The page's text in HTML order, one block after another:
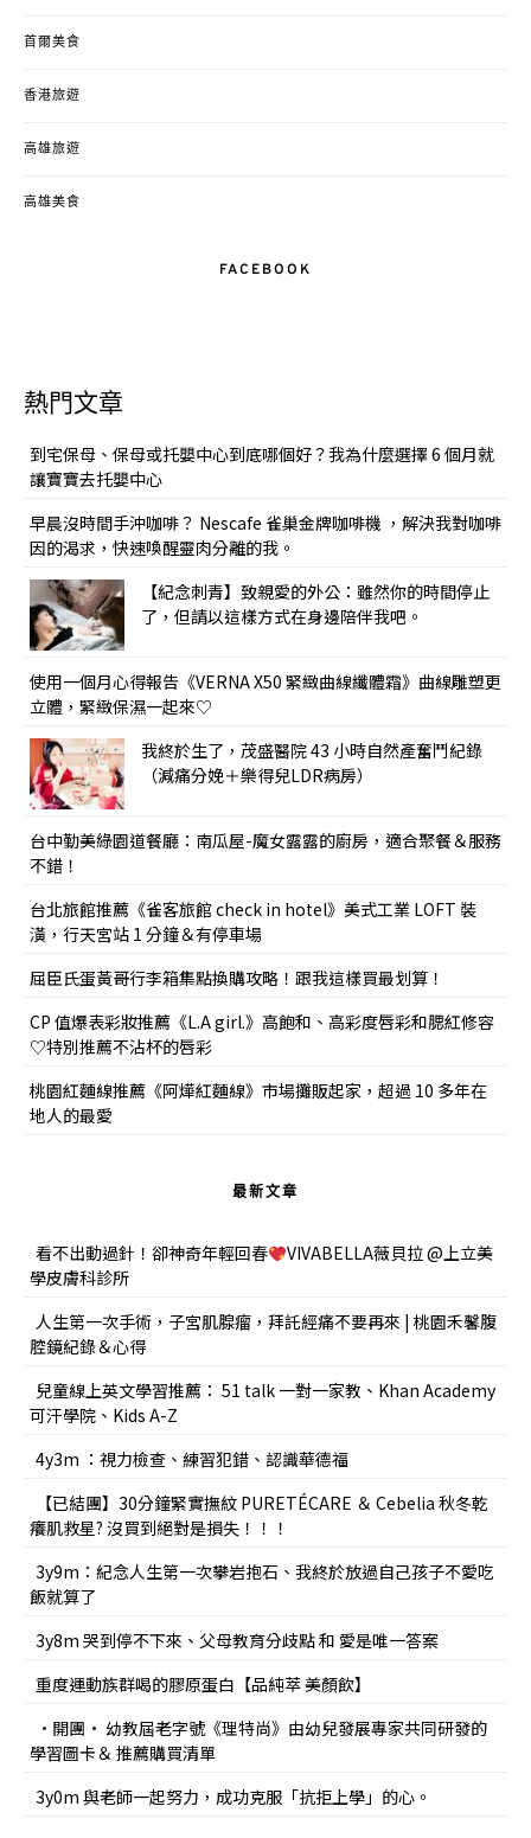
首爾美食
香港旅遊
高雄旅遊
高雄美食
FACEBOOK
熱門文章
到宅保母、保母或托嬰中心到底哪個好？我為什麼選擇 6 個月就
讓寶寶去托嬰中心
早晨沒時間手沖咖啡？ Nescafe 雀巢金牌咖啡機 ，解決我對咖啡
因的渴求，快速喚醒靈肉分離的我。
【紀念刺青】致親愛的外公：雖然你的時間停止
了，但請以這樣方式在身邊陪伴我吧。
使用一個月心得報告《VERNA X50 緊緻曲線纖體霜》曲線雕塑更
立體，緊緻保濕一起來♡
我終於生了，茂盛醫院 43 小時自然產奮鬥紀錄
（減痛分娩＋樂得兒LDR病房）
台中勤美綠園道餐廳：南瓜屋-魔女露露的廚房，適合聚餐＆服務
不錯！
台北旅館推薦《雀客旅館 check in hotel》美式工業 LOFT 裝
潢，行天宮站 1 分鐘＆有停車場
屈臣氏蛋黃哥行李箱集點換購攻略！跟我這樣買最划算！
CP 值爆表彩妝推薦《L.A girl.》高飽和、高彩度唇彩和腮紅修容
♡特別推薦不沾杯的唇彩
桃園紅麵線推薦《阿燁紅麵線》市場攤販起家，超過 10 多年在
地人的最愛
最新文章
看不出動過針！卻神奇年輕回春
VIVABELLA薇貝拉 @上立美
學皮膚科診所
人生第一次手術，子宮肌腺瘤，拜託經痛不要再來 | 桃園禾馨腹
腔鏡紀錄＆心得
兒童線上英文學習推薦： 51 talk 一對一家教、Khan Academy
可汗學院、Kids A-Z
4y3m ：視力檢查、練習犯錯、認識華德福
【已結團】30分鐘緊實撫紋 PURETÉCARE ＆ Cebelia 秋冬乾
癢肌救星? 沒買到絕對是損失！！！
3y9m：紀念人生第一次攀岩抱石、我終於放過自己孩子不愛吃
飯就算了
3y8m 哭到停不下來、父母教育分歧點 和 愛是唯一答案
重度運動族群喝的膠原蛋白【品純萃 美顏飲】
•開團• 幼教屆老字號《理特尚》由幼兒發展專家共同研發的
學習圖卡＆ 推薦購買清單
3y0m 與老師一起努力，成功克服「抗拒上學」的心。